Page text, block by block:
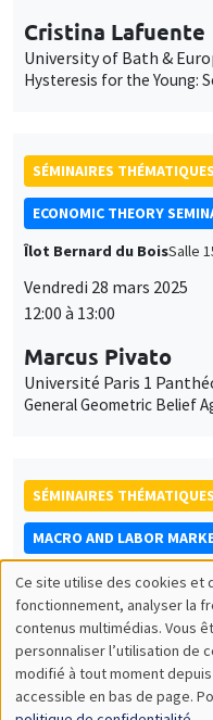
Cristina Lafuente
University of Bath &
Hysteresis for the Young:
SÉMINAIRES THÉMATIQUES
ECONOMIC THEORY
Îlot Bernard du BoisSalle
Vendredi 28 mars 2025
12:00 à 13:00
Marcus Pivato
Université Paris 1
General Geometric Belief
SÉMINAIRES THÉMATIQUES
MACRO AND LABOR
Îlot Bernard du BoisSalle
Vendredi 4 avril 2025
12:30 à 13:30
Wilhelm Kohler
University of Tübingen
Utilisation
des
données
Ce site utilise des cookies et
fonctionnement, analyser la
contenus multimédias. Vous
personnaliser l’utilisation de
modifié à tout moment
accessible en bas de page.